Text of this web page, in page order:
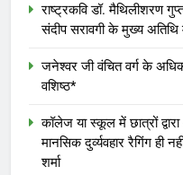
राष्ट्रकवि डॉ. मैथिलीशरण
संदीप सरावगी के मुख्य
जनेश्वर जी वंचित वर्ग के
वशिष्ठ*
कॉलेज या स्कूल में छात्रों
मानसिक दुर्व्यवहार रैगिंग ही
शर्मा